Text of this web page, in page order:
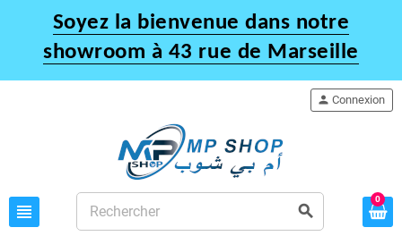
Soyez la bienvenue dans notre
showroom à 43 rue de Marseille
view_headline search
person Connexion
0